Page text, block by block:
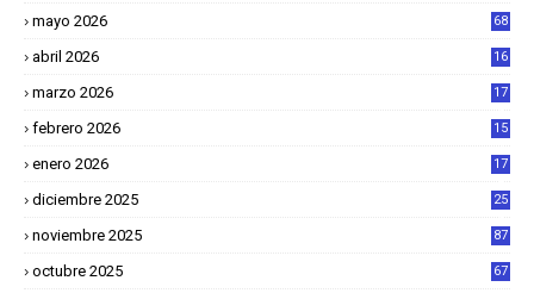
mayo 2026 68
abril 2026
16
marzo 2026
17
febrero 2026
15
enero 2026
17
diciembre 2025
25
noviembre 2025 87
octubre 2025 67